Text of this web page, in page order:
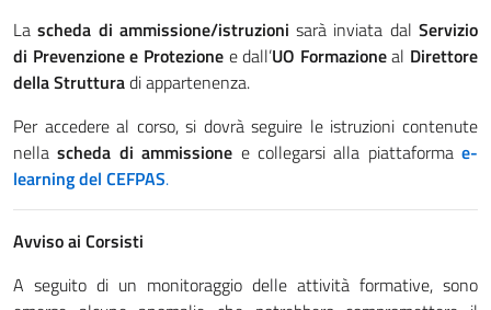
Lascheda di ammissione/istruzioni sarà inviata dalServizio
di Prevenzione e Protezionee dall’UO Formazioneal Direttore
della Strutturadi appartenenza.
Per accedere al corso, si dovrà seguire le istruzioni contenute
nellascheda di ammissione e collegarsi alla piattaforma e-
learning del CEFPAS.
Avviso ai Corsisti
A seguito di un monitoraggio delle attività formative, sono